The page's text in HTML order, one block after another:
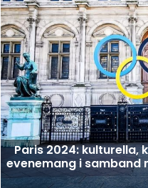
Paris 2024:
evenemang i samband